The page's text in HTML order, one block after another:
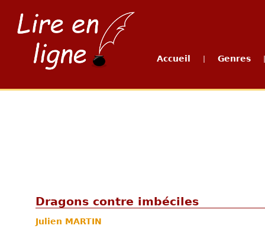
Accueil Genres
Dragons contre imbéciles
Julien MARTIN